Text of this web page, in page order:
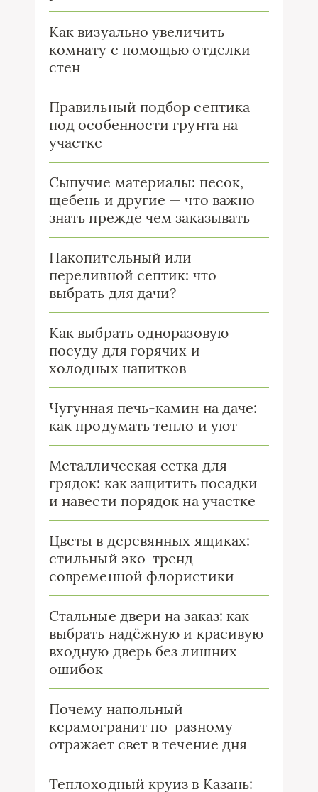
Как визуально увеличить
комнату с помощью отделки
стен
Правильный подбор септика
под особенности грунта на
участке
Сыпучие материалы: песок,
щебень и другие — что важно
знать прежде чем заказывать
Накопительный или
переливной септик: что
выбрать для дачи?
Как выбрать одноразовую
посуду для горячих и
холодных напитков
Чугунная печь-камин на даче:
как продумать тепло и уют
Металлическая сетка для
грядок: как защитить посадки
и навести порядок на участке
Цветы в деревянных ящиках:
стильный эко-тренд
современной флористики
Стальные двери на заказ: как
выбрать надёжную и красивую
входную дверь без лишних
ошибок
Почему напольный
керамогранит по-разному
отражает свет в течение дня
Теплоходный круиз в Казань: